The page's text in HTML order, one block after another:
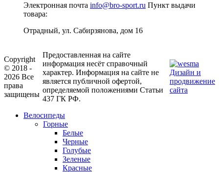
Электронная почта info@bro-sport.ru Пункт выдачи
товара:
Отрадный, ул. Сабирзянова, дом 16
Copyright
© 2018 -
2026 Все
права
защищены
Предоставленная на сайте
информация несёт справочный
характер. Информация на сайте не
является публичной офертой,
определяемой положениями Статьи
437 ГК РФ.
Дизайн и
продвижение
сайта
Велосипеды
Горные
Белые
Черные
Голубые
Зеленые
Красные